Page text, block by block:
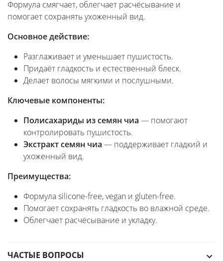
Формула смягчает, облегчает расчёсывание и
помогает сохранять ухоженный вид.
Основное действие:
Разглаживает и уменьшает пушистость.
Придаёт гладкость и естественный блеск.
Делает волосы мягкими и послушными.
Ключевые компоненты:
Полисахариды из семян чиа — помогают
контролировать пушистость.
Экстракт семян чиа — поддерживает гладкий и
ухоженный вид.
Преимущества:
Формула silicone-free, vegan и gluten-free.
Помогает сохранять гладкость во влажной среде.
Облегчает расчёсывание и укладку.
ЧАСТЫЕ ВОПРОСЫ